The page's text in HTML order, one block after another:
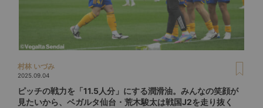
村林 いづみ
2025.09.04
ピッチの戦力を「11.5人分」にする潤滑油。みんなの笑顔が
見たいから、ベガルタ仙台・荒木駿太は戦国J2を走り抜く